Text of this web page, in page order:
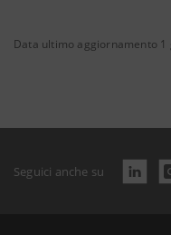
Data ultimo aggiornamento
Seguici anche su